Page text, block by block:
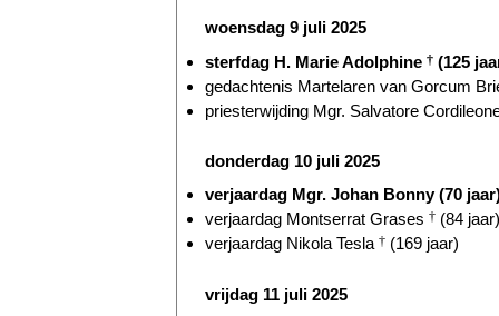
woensdag 9 juli 2025
sterfdag H. Marie Adolphine † (125
gedachtenis Martelaren van Gorcum
priesterwijding Mgr. Salvatore
donderdag 10 juli 2025
verjaardag Mgr. Johan Bonny (70
verjaardag Montserrat Grases † (84 jaar)
verjaardag Nikola Tesla † (169 jaar)
vrijdag 11 juli 2025